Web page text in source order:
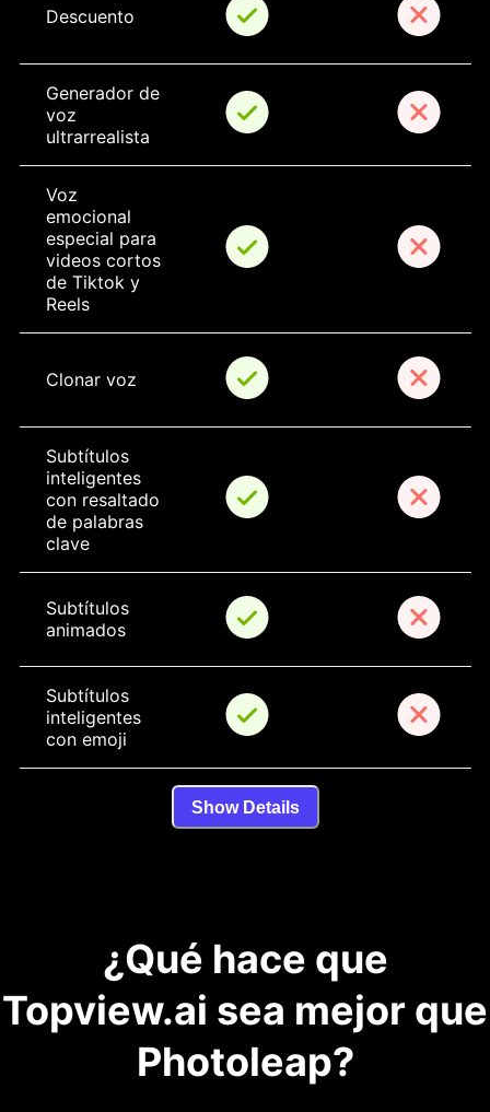
Descuento
Generador de
voz
ultrarrealista
Voz
emocional
especial para
videos cortos
de Tiktok y
Reels
Clonar voz
Subtítulos
inteligentes
con resaltado
de palabras
clave
Subtítulos
animados
Subtítulos
inteligentes
con emoji
Show Details
¿Qué hace que
Topview.ai sea mejor que
Photoleap?